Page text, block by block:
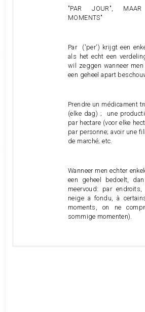
"PAR JOUR",
MOMENTS"
Par ('per') krijgt een
als het echt een
wil zeggen wanneer
een geheel apart
Prendre un médicament
(elke dag) ; une
par hectare (voor elke
par personne; avoir une
de marché; etc.
Wanneer men echter
een geheel bedoelt,
meervoud: par
neige a fondu, à
moments, on ne
sommige momenten).